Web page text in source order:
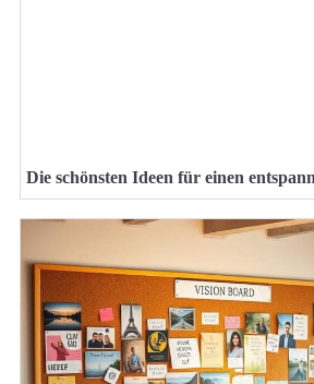
Die schönsten Ideen für einen